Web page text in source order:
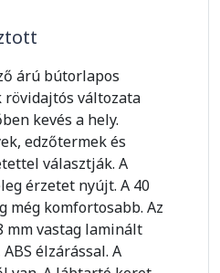
árú bútorlapos
változata
kevés a hely.
edzőtermek és
választják. A
érzetet nyújt. A 40
még komfortosabb. Az
mm vastag laminált
élzárással. A